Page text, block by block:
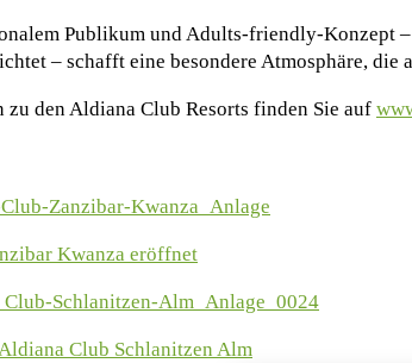
Publikum und Adults-friendly-Konzept
– schafft eine besondere Atmosphäre, die
den Aldiana Club Resorts finden Sie auf
Kwanza eröffnet
Club Schlanitzen Alm